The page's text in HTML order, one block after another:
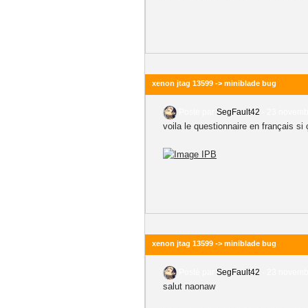
xenon jtag 13599 -> miniblade bug
SegFault42
voila le questionnaire en français si
xenon jtag 13599 -> miniblade bug
SegFault42
salut naonaw